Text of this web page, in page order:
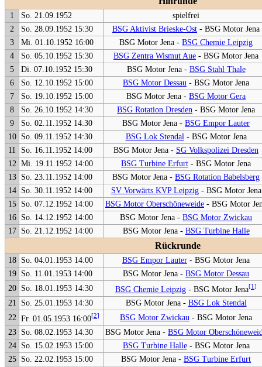
1 So. 21.09.1952
spielfrei
2
So. 28.09.1952 15:30 BSG Aktivist Brieske-Ost - BSG Motor Jena
3
Mi. 01.10.1952 16:00 BSG Motor Jena - BSG Chemie Leipzig
4
So. 05.10.1952 15:30 BSG Zentra Wismut Aue - BSG Motor Jena
5
Di. 07.10.1952 15:30 BSG Motor Jena - BSG Stahl Thale
6
So. 12.10.1952 15:00 BSG Motor Dessau - BSG Motor Jena
7
So. 19.10.1952 15:00 BSG Motor Jena - BSG Motor Gera
8
So. 26.10.1952 14:30 BSG Rotation Dresden - BSG Motor Jena
9
So. 02.11.1952 14:30 BSG Motor Jena - BSG Empor Lauter
10
So. 09.11.1952 14:30 BSG Lok Stendal - BSG Motor Jena
11
So. 16.11.1952 14:00 BSG Motor Jena - SG Volkspolizei Dresden
12 Mi. 19.11.1952 14:00 BSG Turbine Erfurt - BSG Motor Jena
13
So. 23.11.1952 14:00 BSG Motor Jena - BSG Rotation Babelsberg
14
So. 30.11.1952 14:00 SV Vorwärts KVP Leipzig- BSG Motor Jena
15
So. 07.12.1952 14:00 BSG Motor Oberschöneweide - BSG Motor
16
So. 14.12.1952 14:00 BSG Motor Jena - BSG Motor Zwickau
17
So. 21.12.1952 14:00 BSG Motor Jena - BSG Turbine Halle
Rückrunde
18 So. 04.01.1953 14:00 BSG Empor Lauter - BSG Motor Jena
19
So. 11.01.1953 14:00 BSG Motor Jena - BSG Motor Dessau
20
So. 18.01.1953 14:30 BSG Chemie Leipzig - BSG Motor Jena[1]
21 So. 25.01.1953 14:30 BSG Motor Jena - BSG Lok Stendal
22 Fr. 01.05.1953 16:00[2] BSG Motor Zwickau - BSG Motor Jena
23
So. 08.02.1953 14:30 BSG Motor Jena - BSG Motor
24
So. 15.02.1953 15:00 BSG Turbine Halle- BSG Motor Jena
25
So. 22.02.1953 15:00 BSG Motor Jena - BSG Turbine Erfurt